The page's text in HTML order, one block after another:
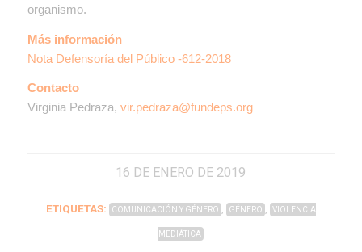
organismo.
Más información
Nota Defensoría del Público -612-2018
Contacto
Virginia Pedraza, vir.pedraza@fundeps.org
16 DE ENERO DE 2019
ETIQUETAS: COMUNICACIÓN Y GÉNERO , GÉNERO , VIOLENCIA
MEDIÁTICA